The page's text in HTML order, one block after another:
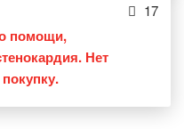
17
помощи,
Нет